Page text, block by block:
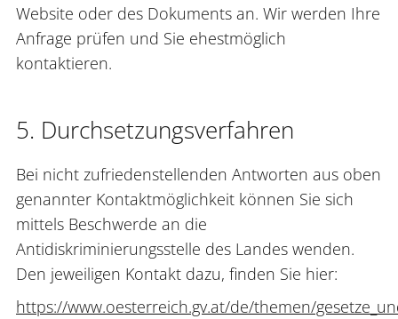
Website oder des Dokuments an. Wir werden Ihre
Anfrage prüfen und Sie ehestmöglich
kontaktieren.
5. Durchsetzungsverfahren
Bei nicht zufriedenstellenden Antworten aus oben
genannter Kontaktmöglichkeit können Sie sich
mittels Beschwerde an die
Antidiskriminierungsstelle des Landes wenden.
Den jeweiligen Kontakt dazu, finden Sie hier:
https://www.oesterreich.gv.at/de/themen/